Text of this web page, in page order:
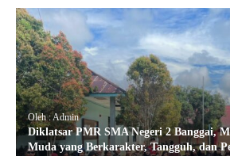
Oleh : Admin
Diklatsar PMR SMA Negeri 2 Banggai,
Muda yang Berkarakter, Tangguh, dan